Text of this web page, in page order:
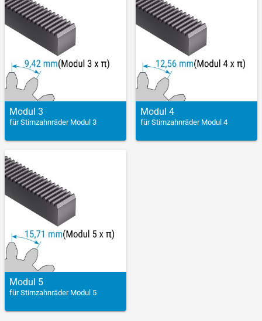
Modul 3
für Stirnzahnräder Modul 3
Modul 4
für Stirnzahnräder Modul 4
Modul 5
für Stirnzahnräder Modul 5